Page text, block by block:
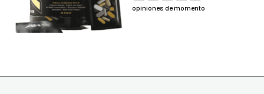
opiniones de momento